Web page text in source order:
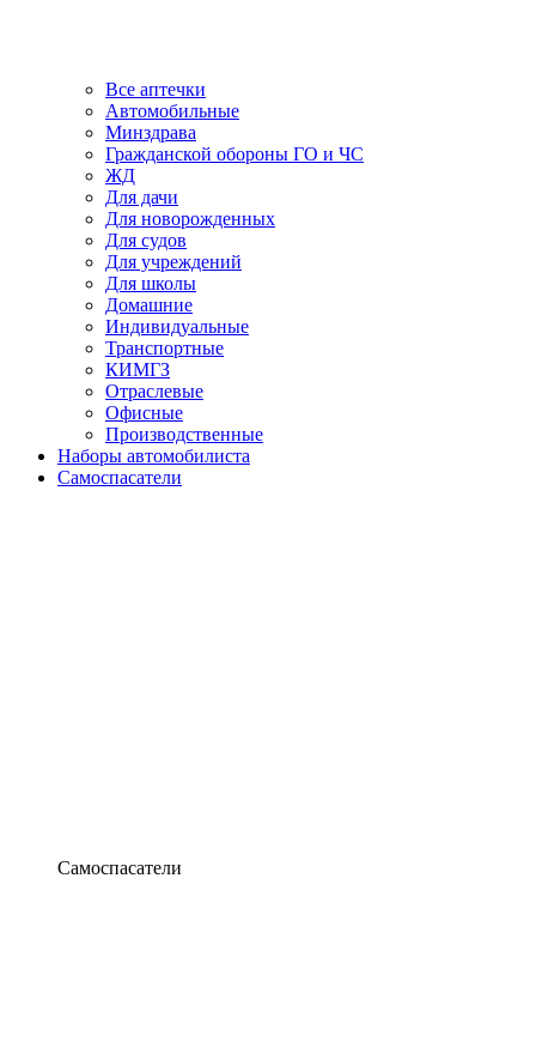
Все аптечки
Автомобильные
Минздрава
Гражданской обороны ГО и ЧС
ЖД
Для дачи
Для новорожденных
Для судов
Для учреждений
Для школы
Домашние
Индивидуальные
Транспортные
КИМГЗ
Отраслевые
Офисные
Производственные
Наборы автомобилиста
Самоспасатели
Самоспасатели